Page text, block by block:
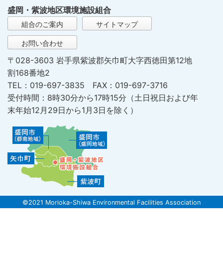
盛岡・紫波地区環境施設組合
組合のご案内 サイトマップ
お問い合わせ
〒028-3603 岩手県紫波郡矢巾町大字西徳田第12地
割168番地2
TEL：019-697-3835 FAX：019-697-3716
受付時間：8時30分から17時15分（土日祝日および年
末年始12月29日から1月3日を除く）
©2021 Morioka-Shiwa Environmental Facilities Association